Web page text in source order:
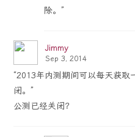
除。”
Jimmy
Sep 3, 2014
“2013年内测期间可以每天获取
闭。”
公测已经关闭？